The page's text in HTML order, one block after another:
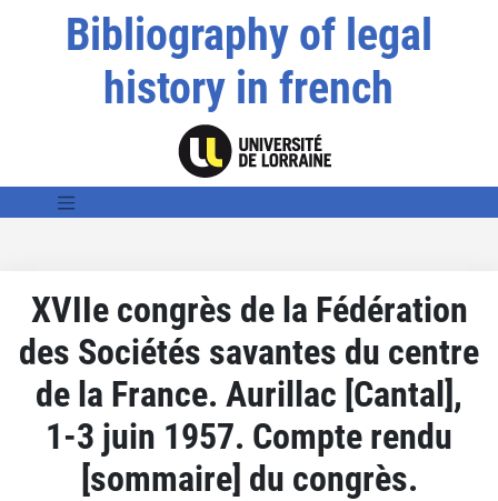
Bibliography of legal
history in french
XVIIe congrès de la Fédération
des Sociétés savantes du centre
de la France. Aurillac [Cantal],
1-3 juin 1957. Compte rendu
[sommaire] du congrès.